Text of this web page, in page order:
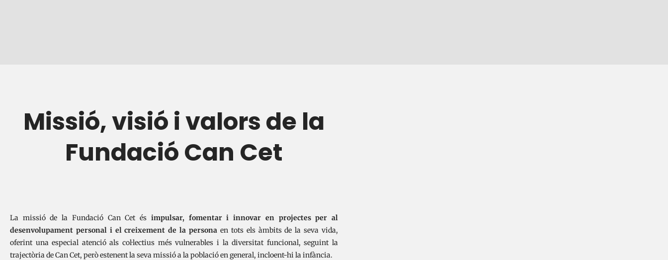
Missió, visió i valors de la
Fundació Can Cet
La missió de la Fundació Can Cet és impulsar, fomentar i innovar en projectes per al
desenvolupament personal i el creixement de la persona en tots els àmbits de la seva vida,
oferint una especial atenció als col·lectius més vulnerables i la diversitat funcional, seguint la
trajectòria de Can Cet, però estenent la seva missió a la població en general, incloent-hi la infància.